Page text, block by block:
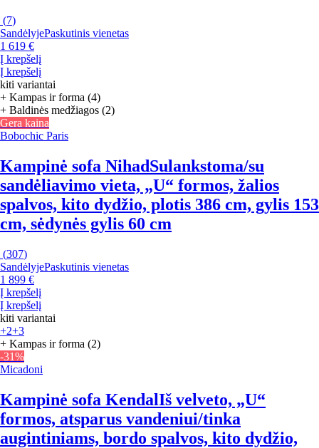
(7)
SandėlyjePaskutinis vienetas
1 619 €
Į krepšelį
Į krepšelį
kiti variantai
+ Kampas ir forma (4)
+ Baldinės medžiagos (2)
Gera kaina
Bobochic Paris
Kampinė sofa NihadSulankstoma/su
sandėliavimo vieta, „U“ formos, žalios
spalvos, kito dydžio, plotis 386 cm, gylis 153
cm, sėdynės gylis 60 cm
(307)
SandėlyjePaskutinis vienetas
1 899 €
Į krepšelį
Į krepšelį
kiti variantai
+2+3
+ Kampas ir forma (2)
-31%
Micadoni
Kampinė sofa KendalIš velveto, „U“
formos, atsparus vandeniui/tinka
augintiniams, bordo spalvos, kito dydžio,